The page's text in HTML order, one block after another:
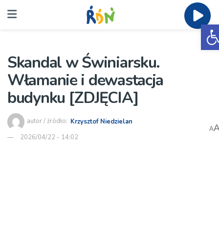
Skandal w Świniarsku.
Włamanie i dewastacja
budynku [ZDJĘCIA]
autor / źródło: Krzysztof Niedzielan
2026/04/22 - 14:02
A